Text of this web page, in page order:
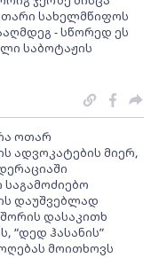
სახელმწიფოს
- სწორედ ეს
საბოტაჟის
ოთარ
ადვოკატების მიერ,
დაუშვებლად
დასაკითხ
“დედ ჰასანის”
მოითხოვს